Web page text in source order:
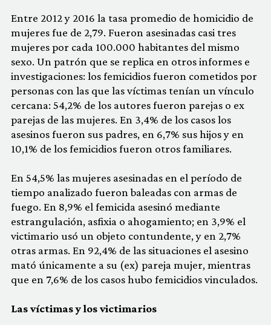
Entre 2012 y 2016 la tasa promedio de homicidio de
mujeres fue de 2,79. Fueron asesinadas casi tres
mujeres por cada 100.000 habitantes del mismo
sexo. Un patrón que se replica en otros informes e
investigaciones: los femicidios fueron cometidos por
personas con las que las víctimas tenían un vínculo
cercana: 54,2% de los autores fueron parejas o ex
parejas de las mujeres. En 3,4% de los casos los
asesinos fueron sus padres, en 6,7% sus hijos y en
10,1% de los femicidios fueron otros familiares.
En 54,5% las mujeres asesinadas en el período de
tiempo analizado fueron baleadas con armas de
fuego. En 8,9% el femicida asesinó mediante
estrangulación, asfixia o ahogamiento; en 3,9% el
victimario usó un objeto contundente, y en 2,7%
otras armas. En 92,4% de las situaciones el asesino
mató únicamente a su (ex) pareja mujer, mientras
que en 7,6% de los casos hubo femicidios vinculados.
Las víctimas y los victimarios